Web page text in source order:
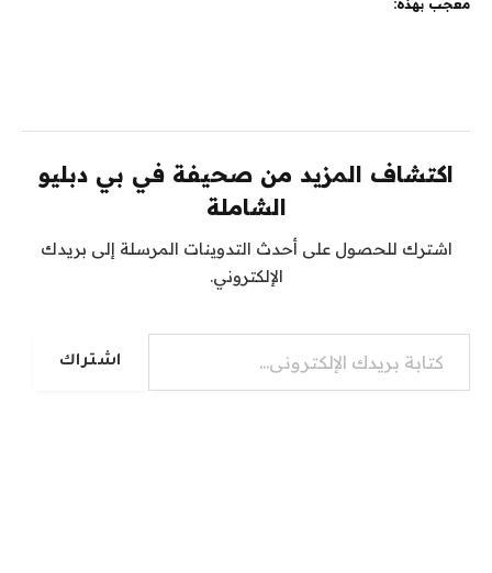
معجب بهذه:
اكتشاف المزيد من صحيفة في بي دبليو
الشاملة
اشترك للحصول على أحدث التدوينات المرسلة إلى بريدك
الإلكتروني.
كتابة بريدك الإلكتروني...
اشتراك